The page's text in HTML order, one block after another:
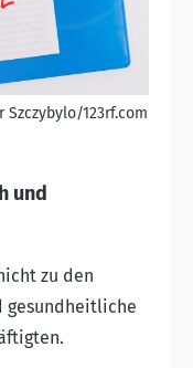
Szczybylo/123rf.com
und
zu den
gesundheitliche